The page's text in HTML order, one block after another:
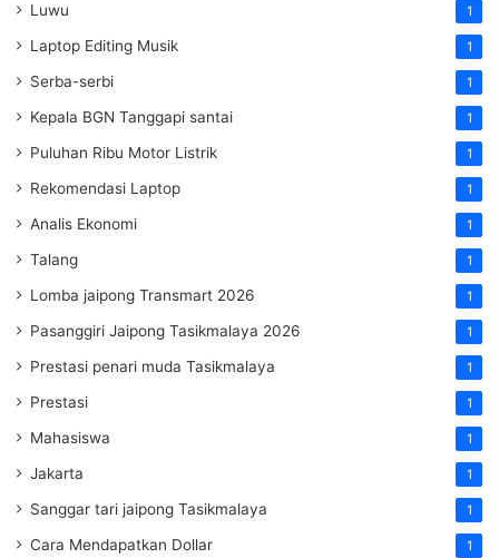
Luwu 1
Laptop Editing Musik 1
Serba-serbi 1
Kepala BGN Tanggapi santai 1
Puluhan Ribu Motor Listrik 1
Rekomendasi Laptop 1
Analis Ekonomi 1
Talang 1
Lomba jaipong Transmart 2026 1
Pasanggiri Jaipong Tasikmalaya 2026 1
Prestasi penari muda Tasikmalaya 1
Prestasi 1
Mahasiswa 1
Jakarta 1
Sanggar tari jaipong Tasikmalaya 1
Cara Mendapatkan Dollar 1